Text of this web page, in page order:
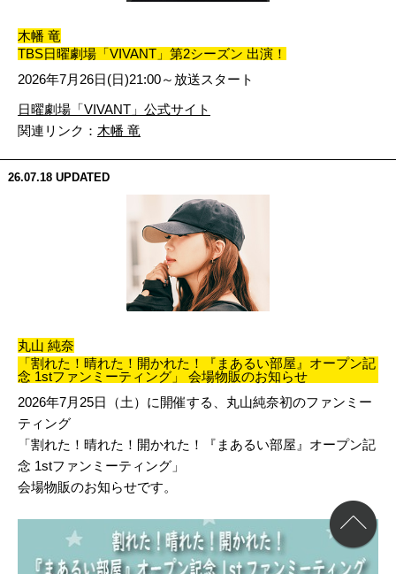
木幡 竜
TBS日曜劇場「VIVANT」第2シーズン 出演！
2026年7月26日(日)21:00～放送スタート
日曜劇場「VIVANT」公式サイト
関連リンク： 木幡 竜
26.07.18 UPDATED
丸山 純奈
「割れた！晴れた！開かれた！『まあるい部屋』オープン記
念 1stファンミーティング」 会場物販のお知らせ
2026年7月25日（土）に開催する、丸山純奈初のファンミー
ティング
「割れた！晴れた！開かれた！『まあるい部屋』オープン記
念 1stファンミーティング」
会場物販のお知らせです。